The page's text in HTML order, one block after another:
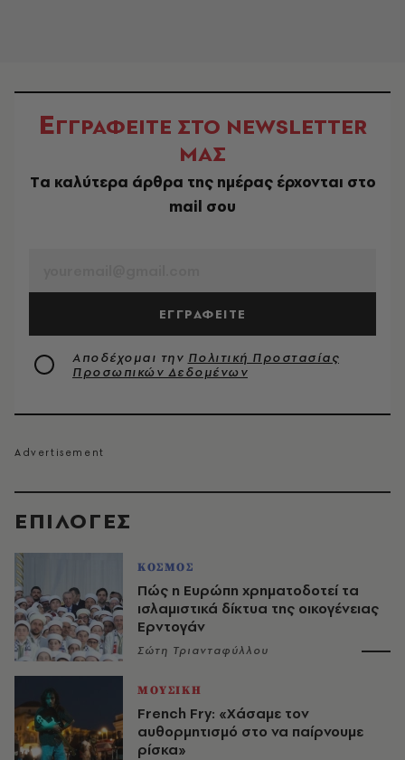
EΠΙΛΟΓΈΣ
ΚΟΣΜΟΣ
Πώς η Ευρώπη χρηματοδοτεί τα
ισλαμιστικά δίκτυα της οικογένειας
Ερντογάν
Σώτη Τριανταφύλλου
ΜΟΥΣΙΚΗ
French Fry: «Χάσαμε τον
αυθορμητισμό στο να παίρνουμε
ρίσκα»
ΕΓΓΡΑΦΕΙΤΕ ΣΤΟ NEWSLETTER
ΜΑΣ
Tα καλύτερα άρθρα της ημέρας έρχονται στο
mail σου
ΕΓΓΡΑΦΕΙΤΕ
Αποδέχομαι την Πολιτική Προστασίας
Προσωπικών Δεδομένων